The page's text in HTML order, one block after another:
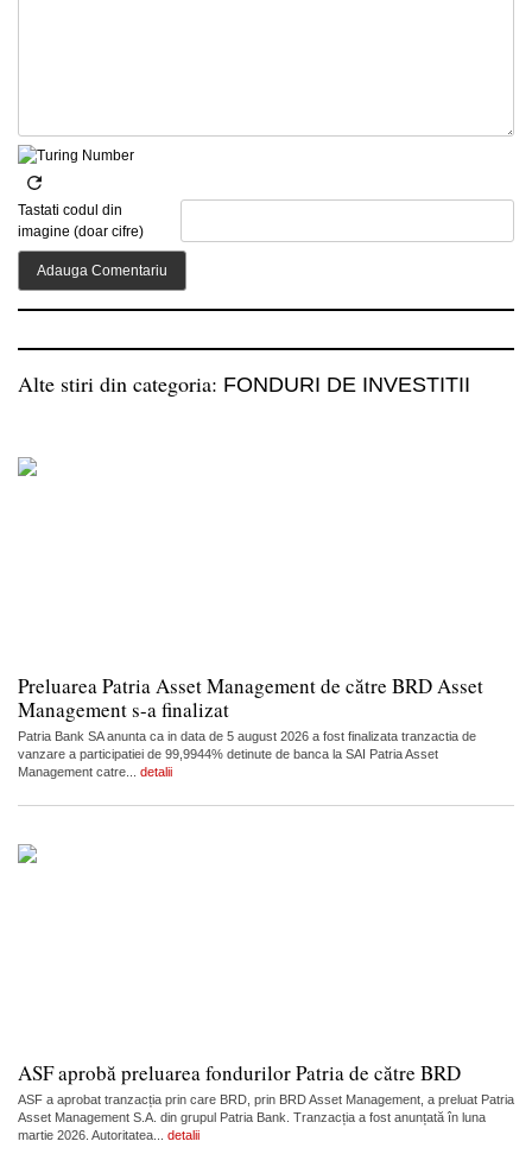
Tastati codul din
imagine (doar cifre)
Alte stiri din categoria: FONDURI DE INVESTITII
Preluarea Patria Asset Management de către BRD Asset
Management s-a finalizat
Patria Bank SA anunta ca in data de 5 august 2026 a fost finalizata tranzactia de
vanzare a participatiei de 99,9944% detinute de banca la SAI Patria Asset
Management catre... detalii
ASF aprobă preluarea fondurilor Patria de către BRD
ASF a aprobat tranzacția prin care BRD, prin BRD Asset Management, a preluat Patria
Asset Management S.A. din grupul Patria Bank. Tranzacția a fost anunțată în luna
martie 2026. Autoritatea... detalii